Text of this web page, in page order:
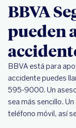
BBVA
pueden
BBVA está para
accidente puedes
595-9000. Un
sea más sencillo.
teléfono móvil, así